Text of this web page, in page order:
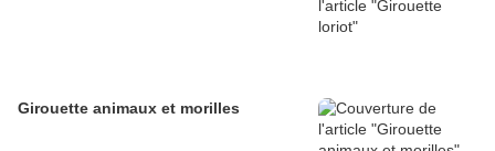
Girouette animaux et morilles